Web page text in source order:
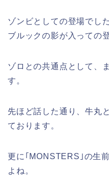
ゾンビとしての登場でし
ブルックの影が入っての
ゾロとの共通点として、
す。
先ほど話した通り、牛丸
ております。
更に｢MONSTERS｣の生
よね。